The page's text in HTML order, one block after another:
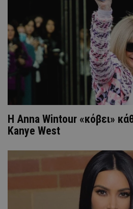
Η Anna Wintour «κόβει»
Kanye West